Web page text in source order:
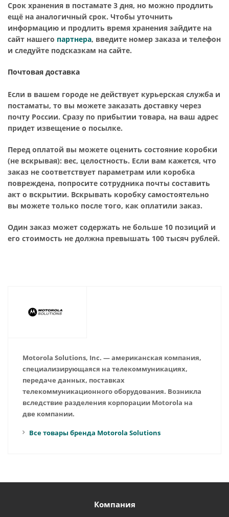
Срок хранения в постамате 3 дня, но можно продлить
ещё на аналогичный срок. Чтобы уточнить
информацию и продлить время хранения зайдите на
сайт нашего партнера, введите номер заказа и телефон
и следуйте подсказкам на сайте.
Почтовая доставка
Если в вашем городе не действует курьерская служба и
постаматы, то вы можете заказать доставку через
почту России. Сразу по прибытии товара, на ваш адрес
придет извещение о посылке.
Перед оплатой вы можете оценить состояние коробки
(не вскрывая): вес, целостность. Если вам кажется, что
заказ не соответствует параметрам или коробка
повреждена, попросите сотрудника почты составить
акт о вскрытии. Вскрывать коробку самостоятельно
вы можете только после того, как оплатили заказ.
Один заказ может содержать не больше 10 позиций и
его стоимость не должна превышать 100 тысяч рублей.
Motorola Solutions, Inc. — американская компания,
специализирующаяся на телекоммуникациях,
передаче данных, поставках
телекоммуникационного оборудования. Возникла
вследствие разделения корпорации Motorola на
две компании.
Все товары бренда Motorola Solutions
Компания